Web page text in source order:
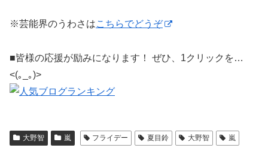
※芸能界のうわさはこちらでどうぞ
■皆様の応援が励みになります！ ぜひ、1クリックを…
<(｡_｡)>
大野智 嵐 フライデー 夏目鈴 大野智 嵐